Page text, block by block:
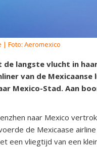
| Foto: Aeromexico
de langste vlucht in
van de
Mexico-Stad. Aan
naar Mexico
de Mexicaase
een vliegtijd van een